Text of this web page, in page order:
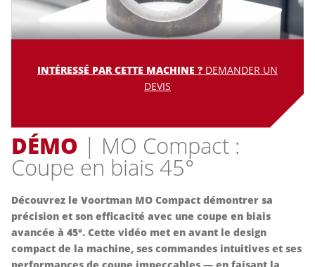
INTÉRESSÉ PAR CETTE MACHINE ? DEMANDER UN
DEVIS
DÉMO | MO Compact :
Coupe en biais 45°
Découvrez le Voortman MO Compact démontrer sa
précision et son efficacité avec une coupe en biais
avancée à 45°. Cette vidéo met en avant le design
compact de la machine, ses commandes intuitives et ses
performances de coupe impeccables — en faisant la